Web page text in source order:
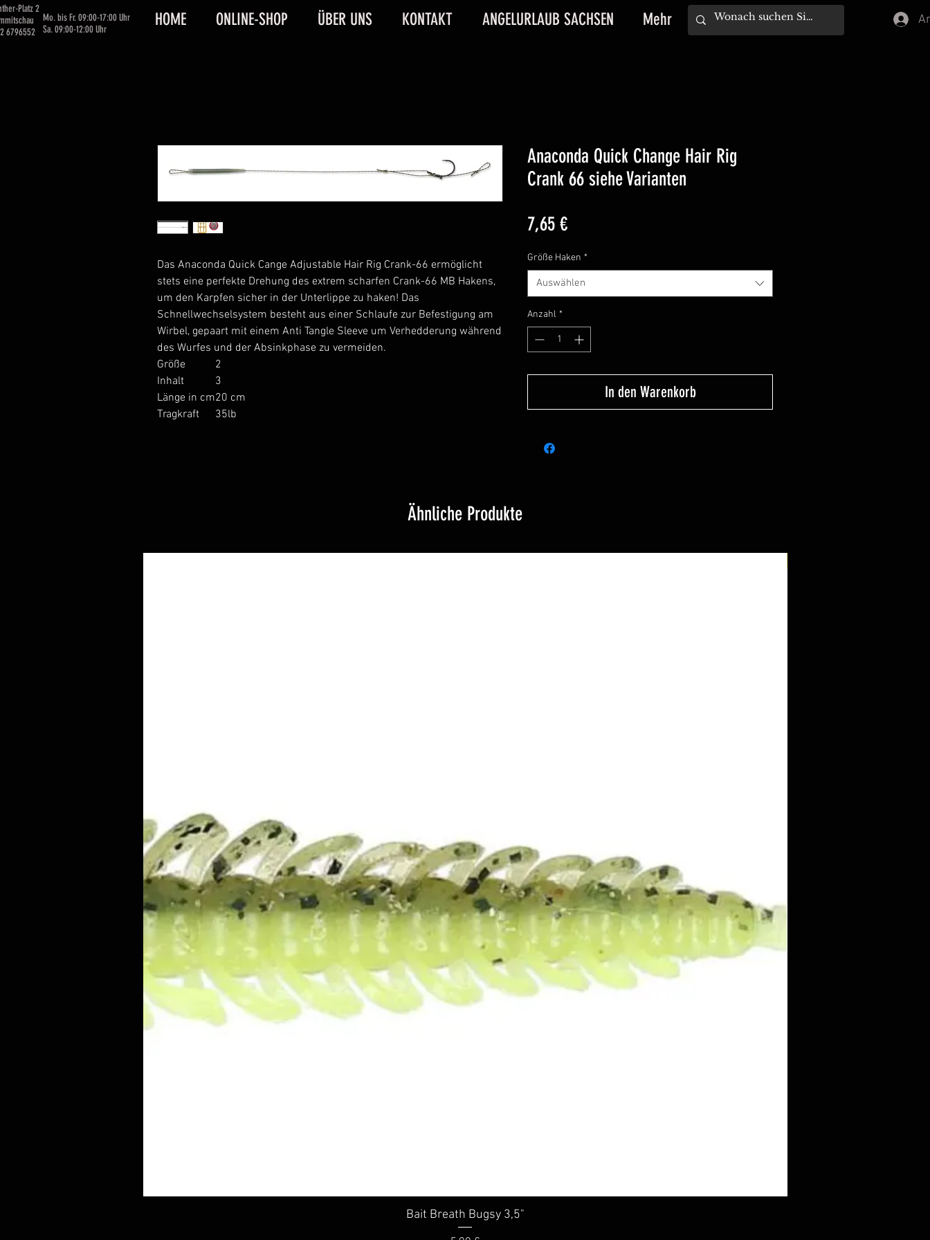
Platz 2
6796552
Mo. bis Fr. 09:00-17:00 Uhr
Sa. 09:00-12:00 Uhr
HOME ONLINE-SHOP ÜBER UNS KONTAKT ANGELURLAUB SACHSEN Mehr
Das Anaconda Quick Cange Adjustable Hair Rig Crank-66 ermöglicht
stets eine perfekte Drehung des extrem scharfen Crank-66 MB Hakens,
um den Karpfen sicher in der Unterlippe zu haken! Das
Schnellwechselsystem besteht aus einer Schlaufe zur Befestigung am
Wirbel, gepaart mit einem Anti Tangle Sleeve um Verhedderung während
des Wurfes und der Absinkphase zu vermeiden.
Größe
2
Inhalt
3
Länge in cm20 cm
Tragkraft
35lb
Anaconda Quick Change Hair Rig
Crank 66 siehe Varianten
7,65 €Preis
Größe Haken *
Auswählen
Anzahl *
In den Warenkorb
Ähnliche Produkte
Schnellansicht
Bait Breath Bugsy 3,5"